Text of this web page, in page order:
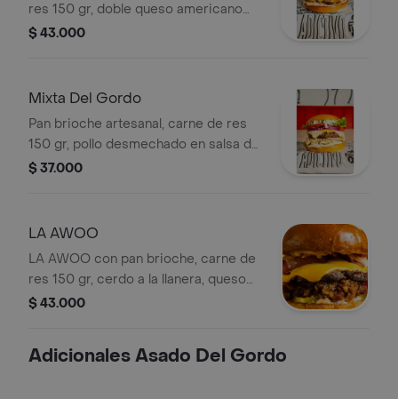
res 150 gr, doble queso americano
derretido, doble tocineta premium,
animal ¡que lo une todo!
$ 43.000
Mixta Del Gordo
Pan brioche artesanal, carne de res
150 gr, pollo desmechado en salsa de
tocineta, queso doble crema, queso
kétchup, mostaza y salsa tártara. la
proteína, doble flow y cero miedo al
sabor
$ 37.000
LA AWOO
LA AWOO con pan brioche, carne de
res 150 gr, cerdo a la llanera, queso
americano, doble crema y crema,
$ 43.000
Adicionales Asado Del Gordo